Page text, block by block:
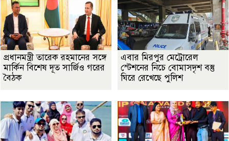
প্রধানমন্ত্রী তারেক রহমানের সঙ্গে
মার্কিন বিশেষ দূত সার্জিও গরের
বৈঠক
এবার মিরপুর মেট্রোরেল
স্টেশনের নিচে বোমাসদৃশ বস্তু
ঘিরে রেখেছে পুলিশ